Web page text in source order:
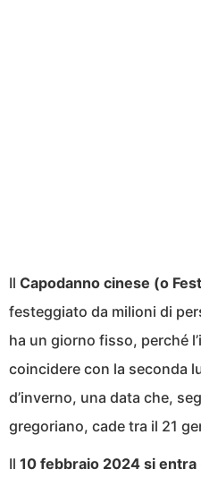
Il Capodanno cinese (o
festeggiato da milioni di
ha un giorno fisso, perché
coincidere con la seconda
d’inverno, una data che,
gregoriano, cade tra il 21
Il 10 febbraio 2024 si entra